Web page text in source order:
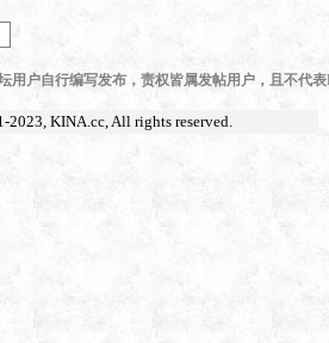
用户自行编写发布，责权皆属发帖用户，且不代
2023, KINA.cc, All rights reserved.